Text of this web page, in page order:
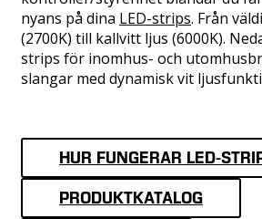
nyans på dina LED-strips. Från
(2700K) till kallvitt ljus (6000K).
strips för inomhus- och
slangar med dynamisk vit
HUR FUNGERAR LED-
PRODUKTKATALOG